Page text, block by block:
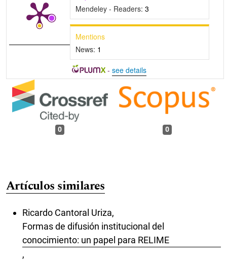
Mendeley - Readers: 3
Mentions
News: 1
- see details
0 0
Artículos similares
Ricardo Cantoral Uriza,
Formas de difusión institucional del
conocimiento: un papel para RELIME
,